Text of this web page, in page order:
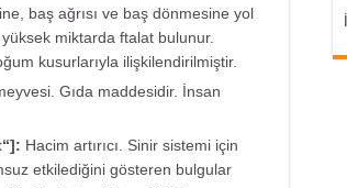
baş ağrısı ve baş dönmesine yol
miktarda ftalat bulunur.
kusurlarıyla ilişkilendirilmiştir.
Gıda maddesidir. İnsan
“]: Hacim artırıcı. Sinir sistemi için
etkilediğini gösteren bulgular